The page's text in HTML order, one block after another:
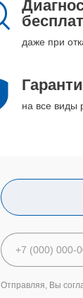
даже при
на все виды
Отправляя, Вы